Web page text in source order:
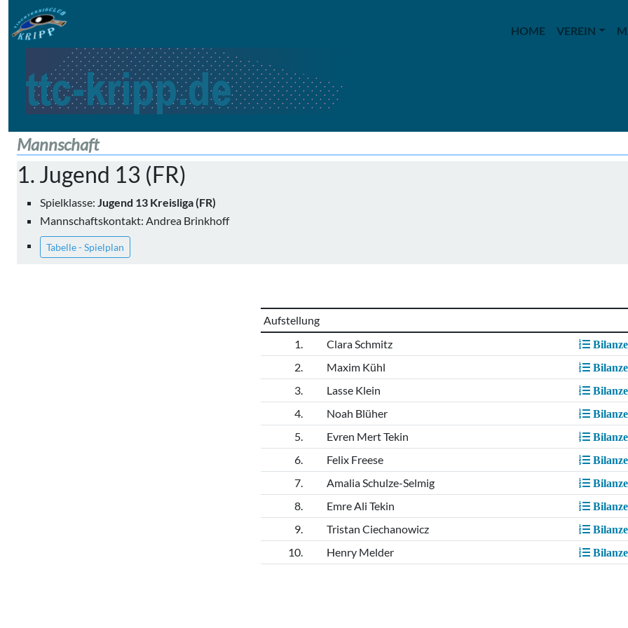
HOME VEREIN
Mannschaft
1. Jugend 13 (FR)
Spielklasse: Jugend 13 Kreisliga (FR)
Mannschaftskontakt: Andrea Brinkhoff
Tabelle - Spielplan
Aufstellung
1.
Clara Schmitz
2. Maxim Kühl
3. Lasse Klein
4. Noah Blüher
5. Evren Mert Tekin
6. Felix Freese
7. Amalia Schulze-Selmig
8. Emre Ali Tekin
9. Tristan Ciechanowicz
10. Henry Melder